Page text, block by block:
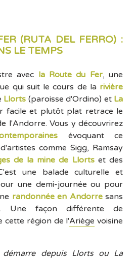
(RUTA DEL FERRO) :
LE TEMPS
avec la Route du Fer, une
qui suit le cours de la rivière
Llorts (paroisse d'Ordino) et La
facile et plutôt plat retrace le
l'Andorre. Vous y découvrirez
évoquant ce
comme Sigg, Ramsay
de la mine de Llortset des
une balade culturelle et
une demi-journée ou pour
randonnée en Andorresans
Une façon différente de
cette région de l'Ariège voisine
démarre depuis Llorts ou La